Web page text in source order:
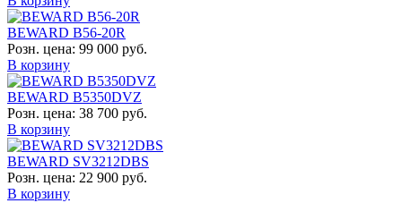
BEWARD B56-20R
Розн. цена: 99 000 руб.
В корзину
BEWARD B5350DVZ
Розн. цена: 38 700 руб.
В корзину
BEWARD SV3212DBS
Розн. цена: 22 900 руб.
В корзину